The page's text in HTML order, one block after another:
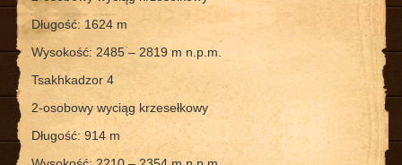
Długość: 1624 m
Wysokość: 2485 – 2819 m n.p.m.
Tsakhkadzor 4
2-osobowy wyciąg krzesełkowy
Długość: 914 m